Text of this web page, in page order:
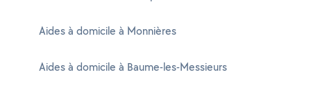
Aides à domicile à Monnières
Aides à domicile à Baume-les-Messieurs